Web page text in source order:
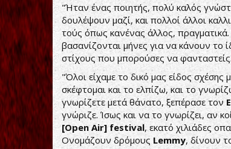
"Ήταν ένας ποιητής, πολύ καλός
δουλέψουν μαζί, και πολλοί άλλοι
τούς όπως κανένας άλλος,
βασανίζονται μήνες για να κάνουν το
στίχους που μπορούσες να
"Όλοι είχαμε το δικό μας είδος
σκέφτομαι και το ελπίζω, και το
γνωρίζετε μετά θάνατο, ξεπέρασε τον
γνώριζε. Ίσως και να το γνωρίζει, αν
[Open Air] festival, εκατό χιλιάδες
Ονομάζουν δρόμους Lemmy, δίνουν